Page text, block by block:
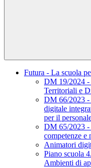
Futura - La scuola
DM 19/2024 -
Territoriali e
DM 66/2023 -
digitale
per il
DM 65/2023 -
competenze e
Animatori
Piano scuola
Ambienti di